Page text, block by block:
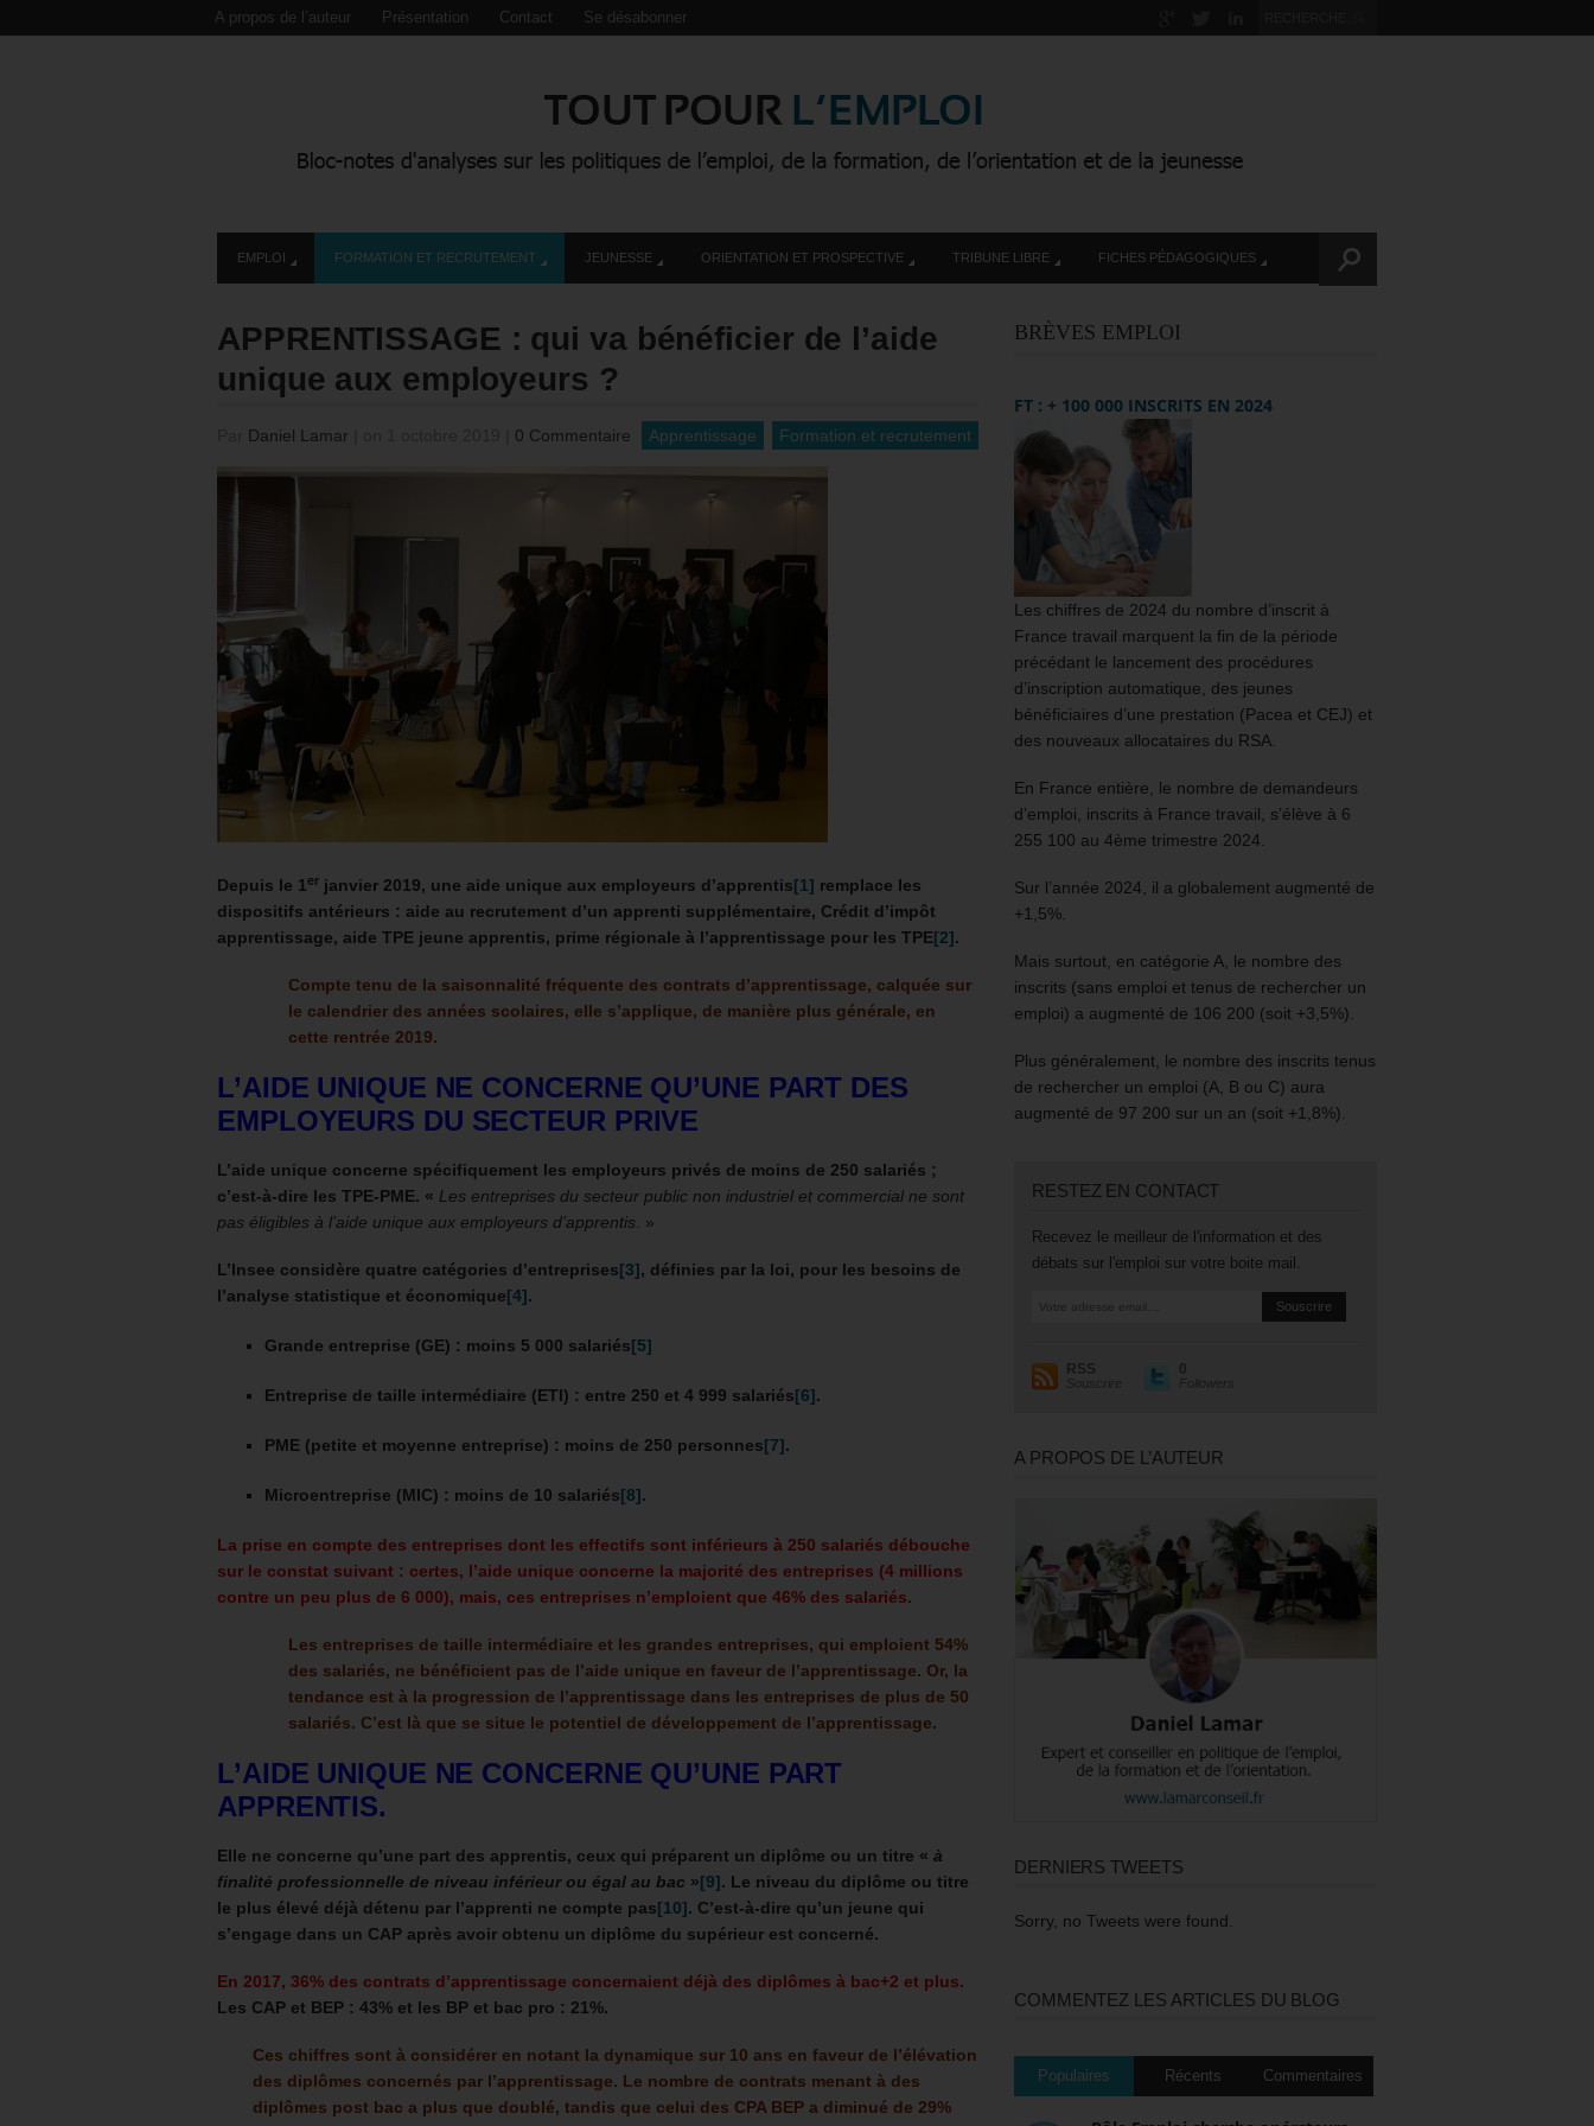
A propos de l’auteur Présentation Contact Se désabonner
EMPLOI FORMATION ET RECRUTEMENT JEUNESSE ORIENTATION ET PROSPECTIVE TRIBUNE LIBRE FICHES PÉDAGOGIQUES
APPRENTISSAGE : qui va bénéficier de l’aide
unique aux employeurs ?
Daniel Lamar 0 Commentaire Apprentissage Formation et recrutement
Depuis le 1 er janvier 2019, une aide unique aux employeurs d’apprentis[1] remplace les
dispositifs antérieurs : aide au recrutement d’un apprenti supplémentaire, Crédit d’impôt
apprentissage, aide TPE jeune apprentis, prime régionale à l’apprentissage pour les TPE[2].
Compte tenu de la saisonnalité fréquente des contrats d’apprentissage, calquée sur
le calendrier des années scolaires, elle s’applique, de manière plus générale, en
cette rentrée 2019.
L’AIDE UNIQUE NE CONCERNE QU’UNE PART DES
EMPLOYEURS DU SECTEUR PRIVE
L’aide unique concerne spécifiquement les employeurs privés de moins de 250 salariés ;
c’est-à-dire les TPE-PME. « Les entreprises du secteur public non industriel et commercial ne sont
pas éligibles à l’aide unique aux employeurs d’apprentis . »
L’Insee considère quatre catégories d’entreprises[3], définies par la loi, pour les besoins de
l’analyse statistique et économique[4].
Grande entreprise (GE) : moins 5 000 salariés[5]
Entreprise de taille intermédiaire (ETI) : entre 250 et 4 999 salariés[6].
PME (petite et moyenne entreprise) : moins de 250 personnes[7].
Microentreprise (MIC) : moins de 10 salariés[8].
La prise en compte des entreprises dont les effectifs sont inférieurs à 250 salariés débouche
sur le constat suivant : certes, l’aide unique concerne la majorité des entreprises (4 millions
contre un peu plus de 6 000), mais, ces entreprises n’emploient que 46% des salariés.
Les entreprises de taille intermédiaire et les grandes entreprises, qui emploient 54%
des salariés, ne bénéficient pas de l’aide unique en faveur de l’apprentissage. Or, la
tendance est à la progression de l’apprentissage dans les entreprises de plus de 50
salariés. C’est là que se situe le potentiel de développement de l’apprentissage.
L’AIDE UNIQUE NE CONCERNE QU’UNE PART
APPRENTIS.
Elle ne concerne qu’une part des apprentis, ceux qui préparent un diplôme ou un titre « à
finalité professionnelle de niveau inférieur ou égal au bac »[9]. Le niveau du diplôme ou titre
le plus élevé déjà détenu par l’apprenti ne compte pas[10]. C’est-à-dire qu’un jeune qui
s’engage dans un CAP après avoir obtenu un diplôme du supérieur est concerné.
En 2017, 36% des contrats d’apprentissage concernaient déjà des diplômes à bac+2 et plus.
Les CAP et BEP : 43% et les BP et bac pro : 21%.
Ces chiffres sont à considérer en notant la dynamique sur 10 ans en faveur de l’élévation
des diplômes concernés par l’apprentissage. Le nombre de contrats menant à des
diplômes post bac a plus que doublé, tandis que celui des CPA BEP a diminué de 29%
BRÈVES EMPLOI
FT : + 100 000 INSCRITS EN 2024
Les chiffres de 2024 du nombre d’inscrit à
France travail marquent la fin de la période
précédant le lancement des procédures
d’inscription automatique, des jeunes
bénéficiaires d’une prestation (Pacea et CEJ) et
des nouveaux allocataires du RSA.
En France entière, le nombre de demandeurs
d’emploi, inscrits à France travail, s’élève à 6
255 100 au 4ème trimestre 2024.
Sur l’année 2024, il a globalement augmenté de
+1,5%.
Mais surtout, en catégorie A, le nombre des
inscrits (sans emploi et tenus de rechercher un
emploi) a augmenté de 106 200 (soit +3,5%).
Plus généralement, le nombre des inscrits tenus
de rechercher un emploi (A, B ou C) aura
augmenté de 97 200 sur un an (soit +1,8%).
RESTEZ EN CONTACT
Recevez le meilleur de l'information et des
débats sur l'emploi sur votre boite mail.
RSS
Souscrire
0
Followers
A PROPOS DE L’AUTEUR
DERNIERS TWEETS
Sorry, no Tweets were found.
COMMENTEZ LES ARTICLES DU BLOG
Populaires Récents Commentaires